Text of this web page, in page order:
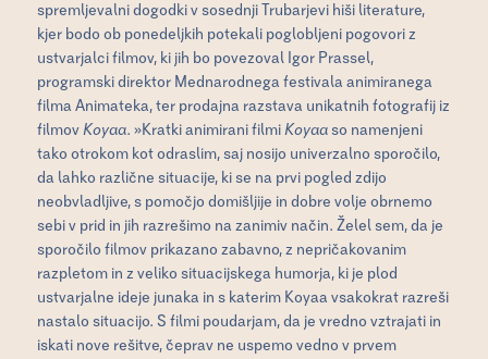
spremljevalni dogodki v sosednji Trubarjevi hiši literature,
kjer bodo ob ponedeljkih potekali poglobljeni pogovori z
ustvarjalci filmov, ki jih bo povezoval Igor Prassel,
programski direktor Mednarodnega festivala animiranega
filma Animateka, ter prodajna razstava unikatnih fotografij iz
filmov Koyaa. »Kratki animirani filmi Koyaa so namenjeni
tako otrokom kot odraslim, saj nosijo univerzalno sporočilo,
da lahko različne situacije, ki se na prvi pogled zdijo
neobvladljive, s pomočjo domišljije in dobre volje obrnemo
sebi v prid in jih razrešimo na zanimiv način. Želel sem, da je
sporočilo filmov prikazano zabavno, z nepričakovanim
razpletom in z veliko situacijskega humorja, ki je plod
ustvarjalne ideje junaka in s katerim Koyaa vsakokrat razreši
nastalo situacijo. S filmi poudarjam, da je vredno vztrajati in
iskati nove rešitve, čeprav ne uspemo vedno v prvem